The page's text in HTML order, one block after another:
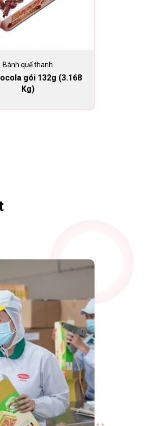
Bánh quế thanh
gói 132g (3.168
Kg)